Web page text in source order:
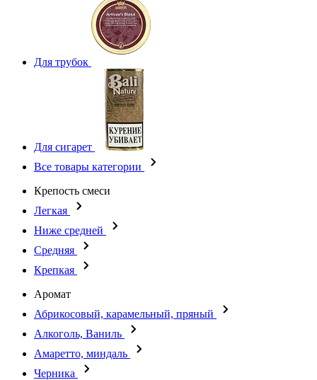
Для трубок
Для сигарет
Все товары категории
Крепость смеси
Легкая
Ниже средней
Средняя
Крепкая
Аромат
Абрикосовый, карамельный, пряный
Алкоголь, Ваниль
Амаретто, миндаль
Черника